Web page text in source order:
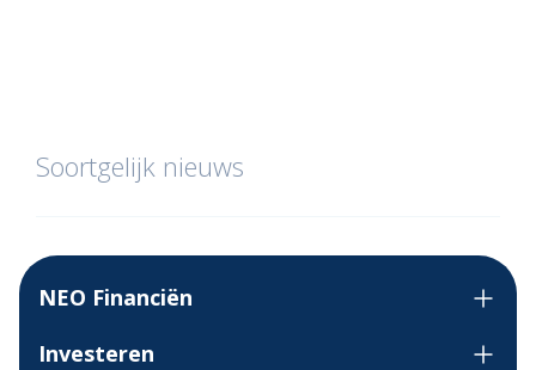
Soortgelijk nieuws
NEO Financiën
Investeren